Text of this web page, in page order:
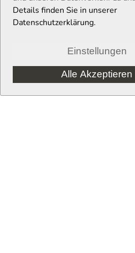
Cookies verwalten
Details finden Sie in unserer
Datenschutzerklärung.
Einstellungen
Alle Akzeptieren